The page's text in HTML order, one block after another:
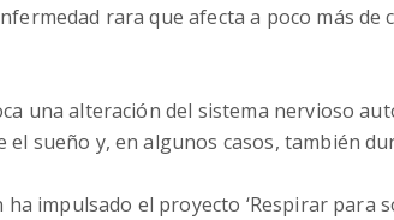
rara que afecta a poco más de
una alteración del sistema nervioso
sueño y, en algunos casos, también
impulsado el proyecto ‘Respirar para